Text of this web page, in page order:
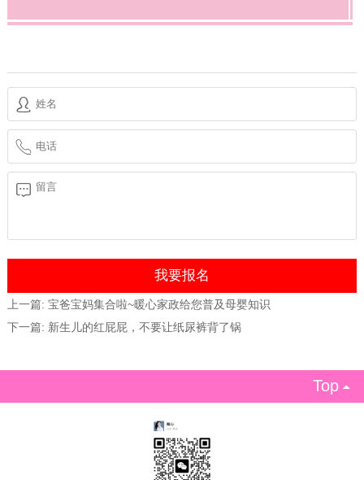
上一篇: 宝爸宝妈集合啦~暖心家政给您普及母婴知识
下一篇: 新生儿的红屁屁，不要让纸尿裤背了锅
Top